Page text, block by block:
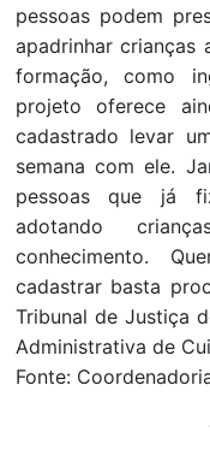
pessoas podem
apadrinhar crianças
formação, como
projeto oferece
cadastrado levar
semana com ele.
pessoas que já
adotando
conhecimento.
cadastrar basta
Tribunal de Justiça
Administrativa de
Fonte: